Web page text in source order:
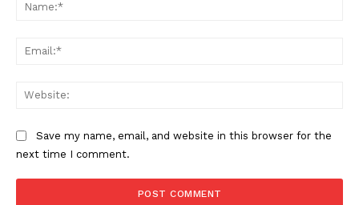
Save my name, email, and website in this browser for the
next time I comment.